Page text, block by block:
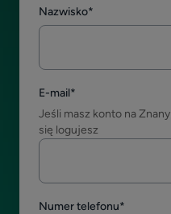
Nazwisko*
E-mail*
Jeśli masz konto na
się logujesz
Numer telefonu*